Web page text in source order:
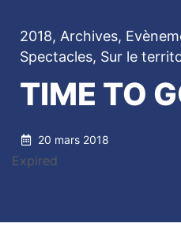
2018, Archives,
Spectacles, Sur le
TIME TO
20 mars 2018
Expired